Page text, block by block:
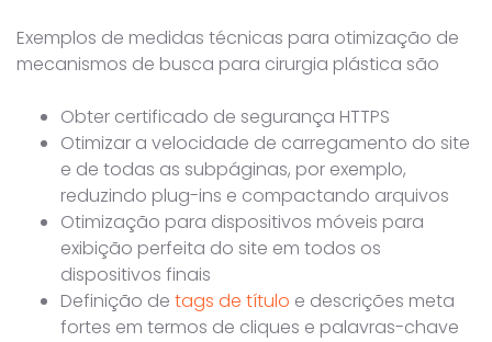
Exemplos de medidas técnicas para otimização de
mecanismos de busca para cirurgia plástica são
Obter certificado de segurança HTTPS
Otimizar a velocidade de carregamento do site
e de todas as subpáginas, por exemplo,
reduzindo plug-ins e compactando arquivos
Otimização para dispositivos móveis para
exibição perfeita do site em todos os
dispositivos finais
Definição de tags de título e descrições meta
fortes em termos de cliques e palavras-chave